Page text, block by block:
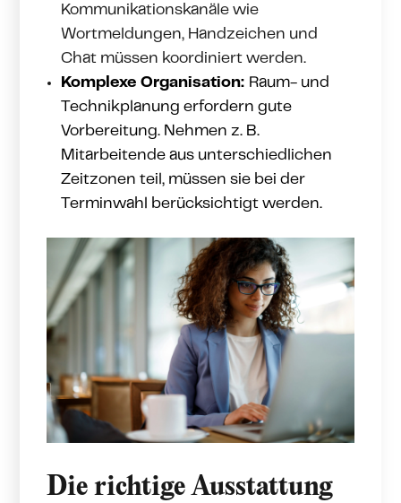
Kommunikationskanäle wie
Wortmeldungen, Handzeichen und
Chat müssen koordiniert werden.
Komplexe Organisation: Raum- und
Technikplanung erfordern gute
Vorbereitung. Nehmen z. B.
Mitarbeitende aus unterschiedlichen
Zeitzonen teil, müssen sie bei der
Terminwahl berücksichtigt werden.
Die richtige Ausstattung